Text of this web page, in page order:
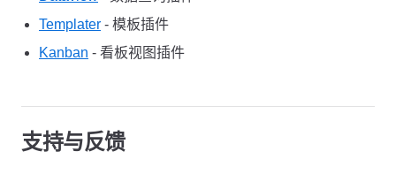
Templater - 模板插件
Kanban - 看板视图插件
支持与反馈